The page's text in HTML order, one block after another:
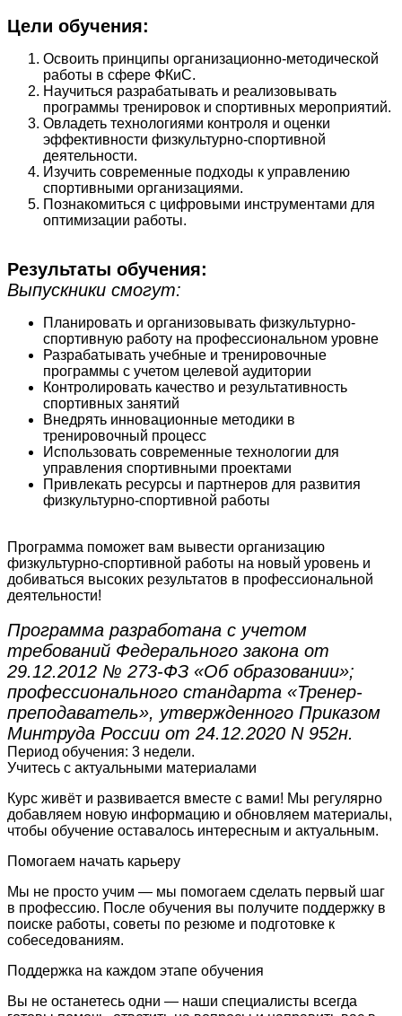
Цели обучения:
Освоить принципы организационно-методической
работы в сфере ФКиС.
Научиться разрабатывать и реализовывать
программы тренировок и спортивных мероприятий.
Овладеть технологиями контроля и оценки
эффективности физкультурно-спортивной
деятельности.
Изучить современные подходы к управлению
спортивными организациями.
Познакомиться с цифровыми инструментами для
оптимизации работы.
Результаты обучения:
Выпускники смогут:
Планировать и организовывать физкультурно-
спортивную работу на профессиональном уровне
Разрабатывать учебные и тренировочные
программы с учетом целевой аудитории
Контролировать качество и результативность
спортивных занятий
Внедрять инновационные методики в
тренировочный процесс
Использовать современные технологии для
управления спортивными проектами
Привлекать ресурсы и партнеров для развития
физкультурно-спортивной работы
Программа поможет вам вывести организацию
физкультурно-спортивной работы на новый уровень и
добиваться высоких результатов в профессиональной
деятельности!
Программа разработана с учетом
требований Федерального закона от
29.12.2012 № 273-ФЗ «Об образовании»;
профессионального стандарта «Тренер-
преподаватель», утвержденного Приказом
Минтруда России от 24.12.2020 N 952н.
Период обучения: 3 недели.
Учитесь с актуальными материалами
Курс живёт и развивается вместе с вами! Мы регулярно
добавляем новую информацию и обновляем материалы,
чтобы обучение оставалось интересным и актуальным.
Помогаем начать карьеру
Мы не просто учим — мы помогаем сделать первый шаг
в профессию. После обучения вы получите поддержку в
поиске работы, советы по резюме и подготовке к
собеседованиям.
Поддержка на каждом этапе обучения
Вы не останетесь одни — наши специалисты всегда